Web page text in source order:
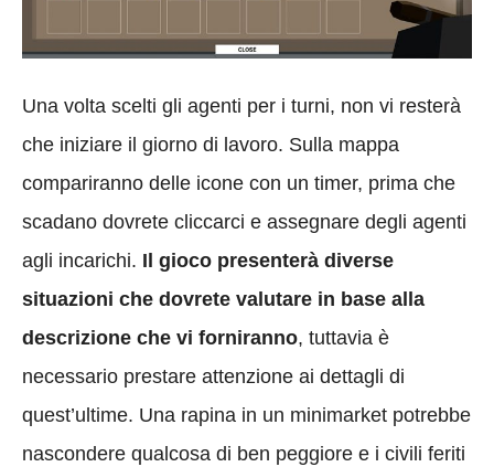
Una volta scelti gli agenti per i turni, non vi resterà
che iniziare il giorno di lavoro. Sulla mappa
compariranno delle icone con un timer, prima che
scadano dovrete cliccarci e assegnare degli agenti
agli incarichi. Il gioco presenterà diverse
situazioni che dovrete valutare in base alla
descrizione che vi forniranno, tuttavia è
necessario prestare attenzione ai dettagli di
quest’ultime. Una rapina in un minimarket potrebbe
nascondere qualcosa di ben peggiore e i civili feriti